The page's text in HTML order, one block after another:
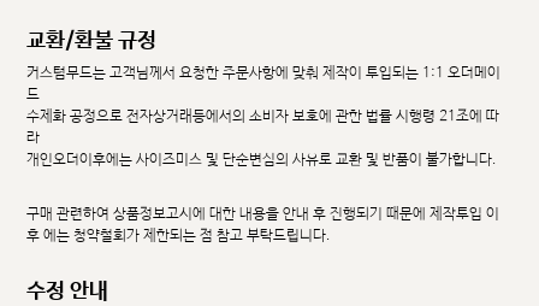
교환/환불 규정
커스텀무드는 고객님께서 요청한 주문사항에 맞춰 제작이 투입되는 1:1 오더메이
드
수제화 공정으로 전자상거래등에서의 소비자 보호에 관한 법률 시행령 21조에 따
라
개인오더이후에는 사이즈미스 및 단순변심의 사유로 교환 및 반품이 불가합니다.
구매 관련하여 상품정보고시에 대한 내용을 안내 후 진행되기 때문에 제작투입 이
후 에는 청약철회가 제한되는 점 참고 부탁드립니다.
수정 안내